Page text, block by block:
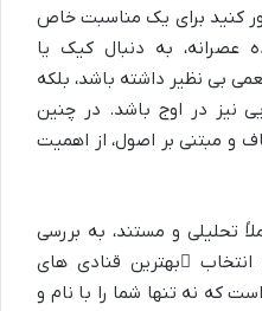
کنید برای یک مناسبت خاص
عصرانه، به دنبال کیک یا
بی نظیر داشته باشد، بلکه
نیز در اوج باشد. در چنین
و مبتنی بر اصول، از اهمیت
تحلیلی و مستند، به بررسی
بهترین قنادی های
که نه تنها شما را با نام و